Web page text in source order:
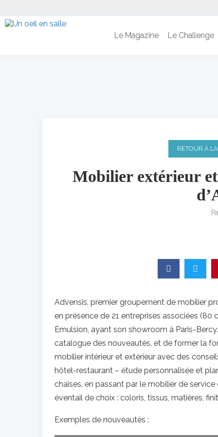
Le Magazine Le Challenge
RETOUR À
Mobilier extérieur
Advensis, premier groupement de mobilier
en présence de 21 entreprises associées
Emulsion, ayant son showroom à Paris-
catalogue des nouveautés, et de former la
mobilier intérieur et extérieur avec des
hôtel-restaurant – étude personnalisée et
chaises, en passant par le mobilier de
éventail de choix : coloris, tissus, matières,
Exemples de nouveautés :